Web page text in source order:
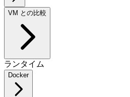
VM との比較
ランタイム
Docker